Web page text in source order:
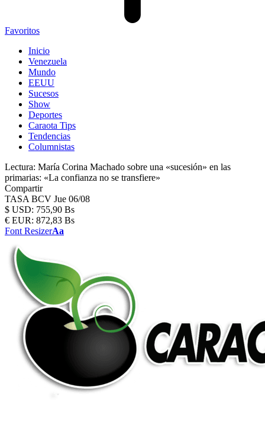
Favoritos
Inicio
Venezuela
Mundo
EEUU
Sucesos
Show
Deportes
Caraota Tips
Tendencias
Columnistas
Lectura: María Corina Machado sobre una «sucesión» en las
primarias: «La confianza no se transfiere»
Compartir
TASA BCV Jue 06/08
$ USD: 755,90 Bs
€ EUR: 872,83 Bs
Font ResizerAa